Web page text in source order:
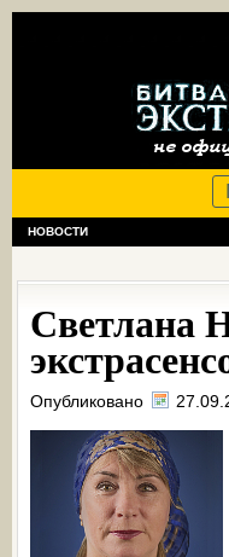
НОВОСТИ
Светлана
Опубликовано